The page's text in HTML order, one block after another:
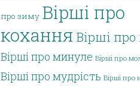
про зиму Вірші про
кохання Вірші про
Вірші про минуле Вірші про
Вірші про мудрість Вірші про